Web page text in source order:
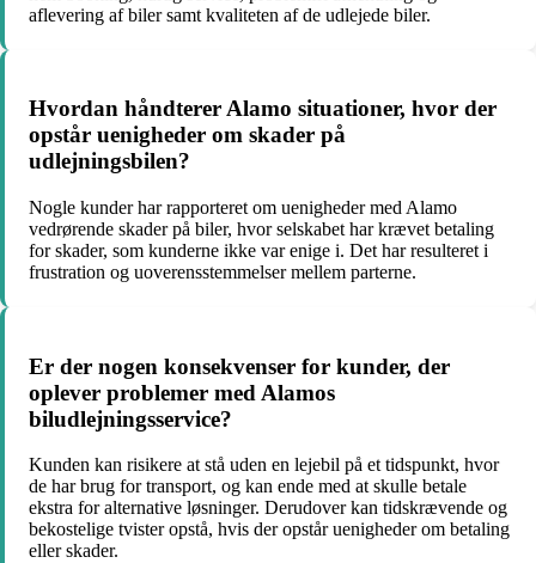
aflevering af biler samt kvaliteten af de udlejede biler.
Hvordan håndterer Alamo situationer, hvor der
opstår uenigheder om skader på
udlejningsbilen?
Nogle kunder har rapporteret om uenigheder med Alamo
vedrørende skader på biler, hvor selskabet har krævet betaling
for skader, som kunderne ikke var enige i. Det har resulteret i
frustration og uoverensstemmelser mellem parterne.
Er der nogen konsekvenser for kunder, der
oplever problemer med Alamos
biludlejningsservice?
Kunden kan risikere at stå uden en lejebil på et tidspunkt, hvor
de har brug for transport, og kan ende med at skulle betale
ekstra for alternative løsninger. Derudover kan tidskrævende og
bekostelige tvister opstå, hvis der opstår uenigheder om betaling
eller skader.